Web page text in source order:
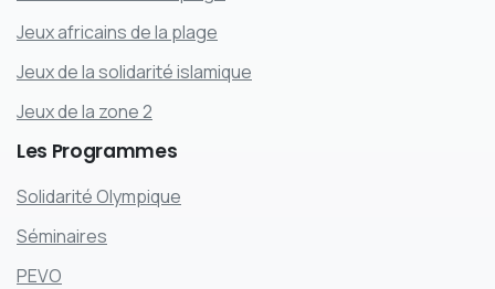
Jeux africains de la plage
Jeux de la solidarité islamique
Jeux de la zone 2
Les Programmes
Solidarité Olympique
Séminaires
PEVO